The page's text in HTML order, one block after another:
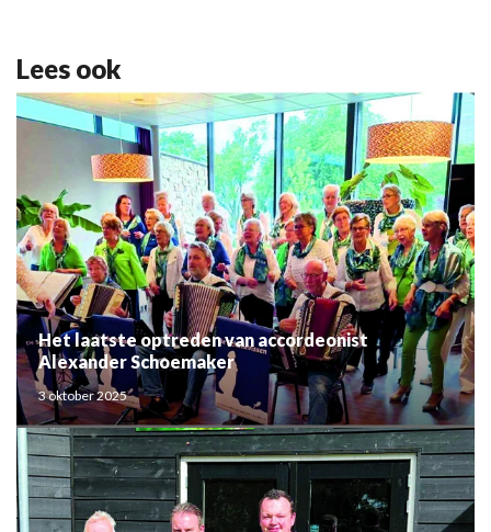
Lees ook
Het laatste optreden van accordeonist
Alexander Schoemaker
3 oktober 2025